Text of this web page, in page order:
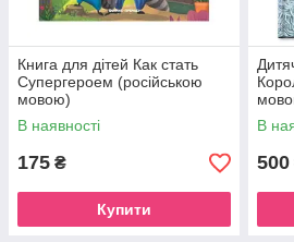
Книга для дітей Как cтать
Супергероем (російською
мовою)
В наявності
175 ₴
Купити
В
500